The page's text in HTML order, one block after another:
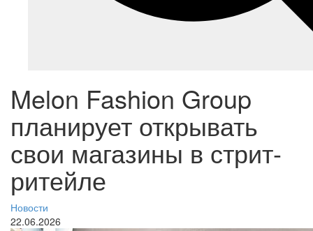
Melon Fashion Group
планирует открывать
свои магазины в стрит-
ритейле
Новости
22.06.2026